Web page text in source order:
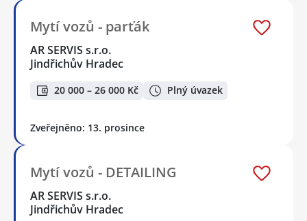
Mytí vozů - parťák
AR SERVIS s.r.o.
Jindřichův Hradec
20 000 – 26 000 Kč Plný úvazek
Zveřejněno: 13. prosince
Mytí vozů - DETAILING
AR SERVIS s.r.o.
Jindřichův Hradec